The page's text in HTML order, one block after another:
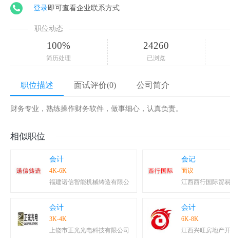
登录即可查看企业联系方式
职位动态
100%
简历处理
24260
已浏览
职位描述 面试评价(0) 公司简介
财务专业，熟练操作财务软件，做事细心，认真负责。
相似职位
会计
4K-6K
福建诺信智能机械铸造有限公
会记
面议
江西西行国际贸
会计
3K-4K
上饶市正光光电科技有限公司
会计
6K-8K
江西兴旺房地产